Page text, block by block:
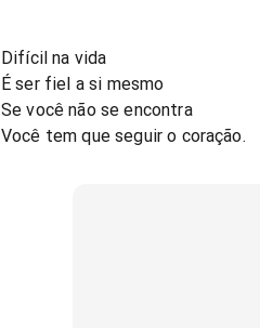
Difícil na vida
É ser fiel a si mesmo
Se você não se encontra
Você tem que seguir o coração.